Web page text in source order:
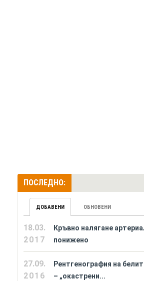
ПОСЛЕДНО:
ДОБАВЕНИ ОБНОВЕНИ
18.03.
2017
Кръвно налягане
понижено
27.09.
2016
Рентгенография на
– „окастрени...